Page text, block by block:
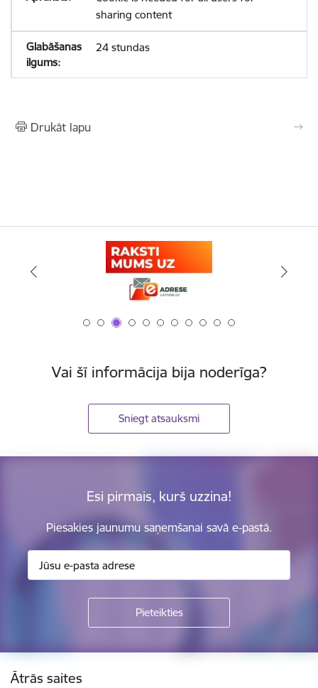
sharing content
24 stundas
Drukāt lapu
Vai šī informācija bija noderīga?
Sniegt atsauksmi
Esi pirmais, kurš uzzina!
Piesakies jaunumu saņemšanai savā e-pastā.
Kājene
Ātrās saites